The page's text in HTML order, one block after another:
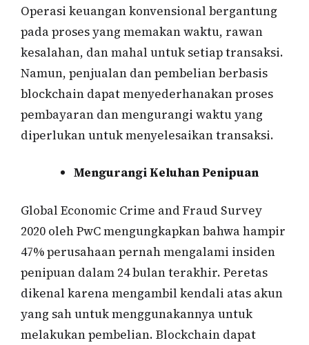
Operasi keuangan konvensional bergantung
pada proses yang memakan waktu, rawan
kesalahan, dan mahal untuk setiap transaksi.
Namun, penjualan dan pembelian berbasis
blockchain dapat menyederhanakan proses
pembayaran dan mengurangi waktu yang
diperlukan untuk menyelesaikan transaksi.
Mengurangi Keluhan Penipuan
Global Economic Crime and Fraud Survey
2020 oleh PwC mengungkapkan bahwa hampir
47% perusahaan pernah mengalami insiden
penipuan dalam 24 bulan terakhir. Peretas
dikenal karena mengambil kendali atas akun
yang sah untuk menggunakannya untuk
melakukan pembelian. Blockchain dapat